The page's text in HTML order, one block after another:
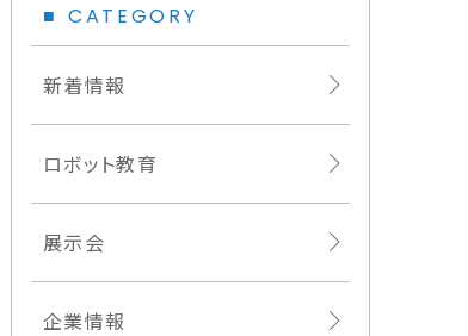
CATEGORY
新着情報
ロボット教育
展示会
企業情報